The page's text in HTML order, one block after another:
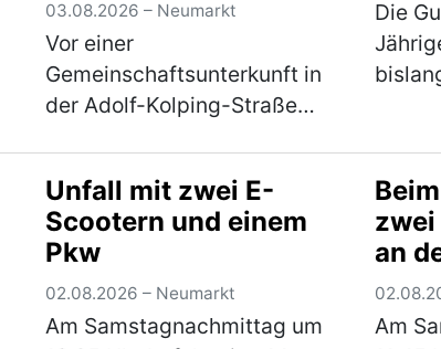
nicht weit genug rechts fuhr.
…(mehr)
03.08.2026 – Neumarkt
Vor einer
Gemeinschaftsunterkunft in
der Adolf-Kolping-Straße
Jähriger von drei
unbekannten Tätern
angegriffen. Nach einem
vorangegangenem Streit
prügelten die Männ…(mehr)
Die
auf
Man…
Unfall mit zwei E-
Scootern und einem
Pkw
02.08.2026 – Neumarkt
Am Samstagnachmittag um
an
Am